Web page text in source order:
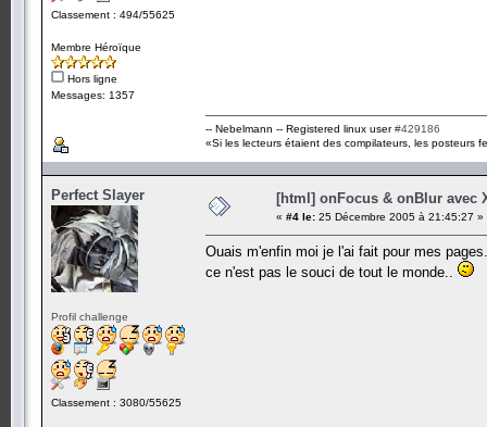
Classement : 494/55625
Membre Héroïque
Hors ligne
Messages: 1357
-- Nebelmann -- Registered linux user#429186
«Si les lecteurs étaient des compilateurs, les posteurs
Perfect Slayer
Profil challenge
Classement : 3080/55625
[html] onFocus & onBlur avec
« #4 le: 25 Décembre 2005 à 21:45:27 »
Ouais m'enfin moi je l'ai fait pour mes
ce n'est pas le souci de tout le monde..